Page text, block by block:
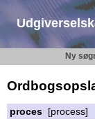
Ny
proces [process]